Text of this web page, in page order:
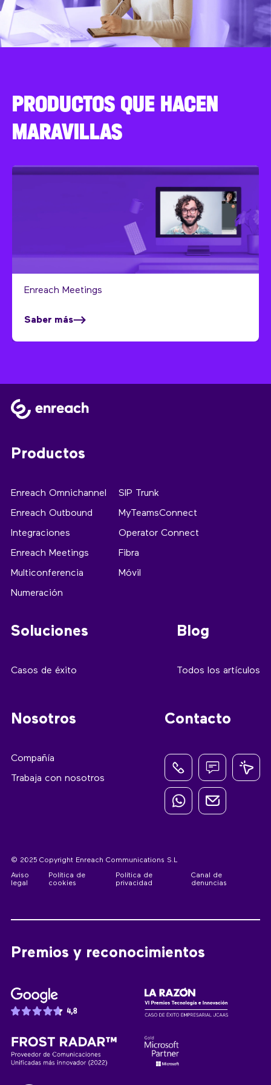
PRODUCTOS QUE HACEN
MARAVILLAS
Enreach Meetings
Saber más
Productos
Enreach Omnichannel
Enreach Outbound
Integraciones
Enreach Meetings
Multiconferencia
Numeración
SIP Trunk
MyTeamsConnect
Operator Connect
Fibra
Móvil
Soluciones
Casos de éxito
Blog
Todos los artículos
Nosotros
Compañía
Trabaja con nosotros
Contacto
© 2025 Copyright Enreach Communications S.L
Aviso
legal
Política de
cookies
Política de
privacidad
Canal de
denuncias
Premios y reconocimientos